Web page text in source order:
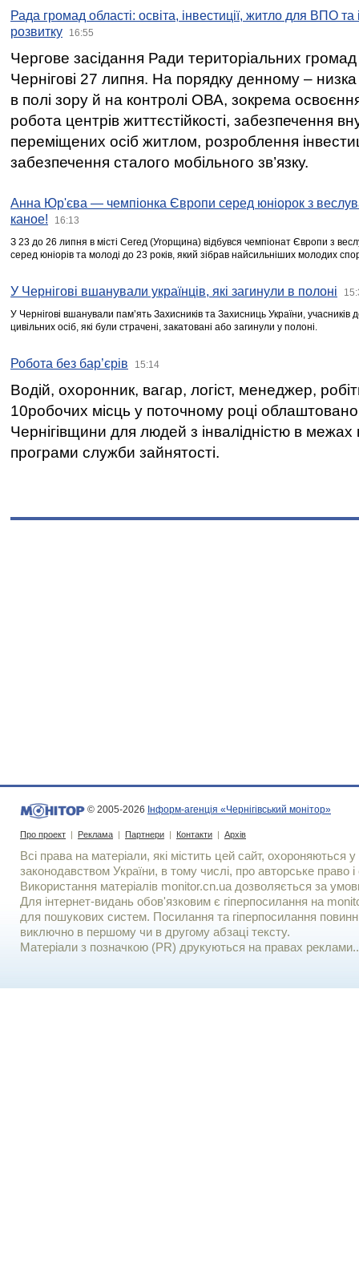
Рада громад області: освіта, інвестиції, житло для ВПО
розвитку
16:55
Чергове засідання Ради територіальних громад
Чернігові 27 липня. На порядку денному –
в полі зору й на контролі ОВА, зокрема освоєння
робота центрів життєстійкості, забезпечення
переміщених осіб житлом, розроблення
забезпечення сталого мобільного зв’язку.
Анна Юр'єва — чемпіонка Європи серед юніорок з
каное!
16:13
З 23 до 26 липня в місті Сегед (Угорщина) відбувся чемпіонат Європи з
серед юніорів та молоді до 23 років, який зібрав найсильніших молодих
У Чернігові вшанували українців, які загинули в полоні
У Чернігові вшанували пам’ять Захисників та Захисниць України,
цивільних осіб, які були страчені, закатовані або загинули у полоні.
Робота без бар’єрів 15:14
Водій, охоронник, вагар, логіст, менеджер,
10робочих місць у поточному році
Чернігівщини для людей з інвалідністю в межах
програми служби зайнятості.
© 2005-2026 Інформ-агенція «Чернігівський монітор»
Про проект | Реклама | Партнери | Контакти | Архів
Всі права на матеріали, які містить цей сайт, охороняються у
законодавством України, в тому числі, про авторське право і
Використання матерiалiв monitor.cn.ua дозволяється за
Для iнтернет-видань обов'язковим є гiперпосилання на
для пошукових систем. Посилання та гіперпосилання
виключно в першому чи в другому абзаці тексту.
Матеріали з позначкою (PR) друкуються на правах реклами..